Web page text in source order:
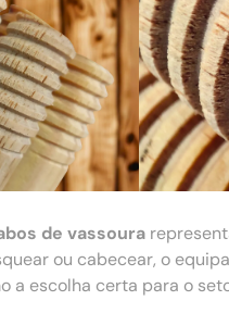
de vassoura
ou cabecear, o
a escolha certa para o